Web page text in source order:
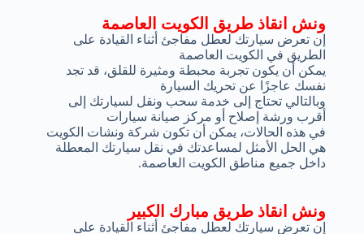
ونش انقاذ طريق الكويت العاصمة
إن تعرض سيارتك لعطل مفاجئ أثناء القيادة على
الطريق في الكويت العاصمة
يمكن أن يكون تجربة محبطة ومثيرة للقلق، قد تجد
نفسك عاجزًا عن تحريك السيارة
وبالتالي تحتاج إلى خدمة سحب ونقل لسيارتك إلى
أقرب ورشة إصلاح أو مركز صيانة سيارات
في هذه الحالات، يمكن أن تكون شركة ونشات الكويت
هي الحل الأمثل لمساعدتك في نقل سيارتك المعطلة
داخل جميع مناطق الكويت العاصمة.
ونش انقاذ طريق مبارك الكبير
إن تعرض سيارتك لعطل مفاجئ أثناء القيادة على